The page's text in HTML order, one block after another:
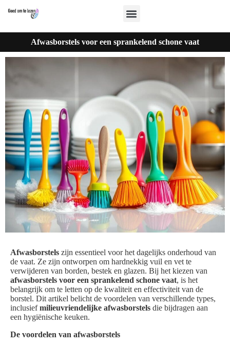
Afwasborstels voor een sprankelend schone vaat
Afwasborstels zijn essentieel voor het dagelijks onderhoud van
de vaat. Ze zijn ontworpen om hardnekkig vuil en vet te
verwijderen van borden, bestek en glazen. Bij het kiezen van
afwasborstels voor een sprankelend schone vaat, is het
belangrijk om te letten op de kwaliteit en effectiviteit van de
borstel. Dit artikel belicht de voordelen van verschillende types,
inclusiefmilieuvriendelijke afwasborstels die bijdragen aan
een hygiënische keuken.
De voordelen van afwasborstels